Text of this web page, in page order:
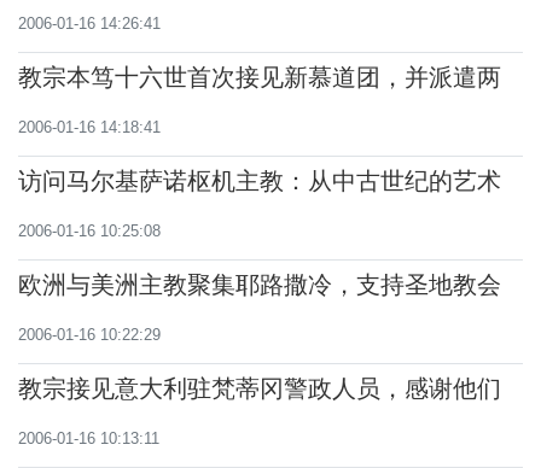
2006-01-16 14:26:41
教宗本笃十六世首次接见新慕道团，并派遣两
2006-01-16 14:18:41
访问马尔基萨诺枢机主教：从中古世纪的艺术
2006-01-16 10:25:08
欧洲与美洲主教聚集耶路撒冷，支持圣地教会
2006-01-16 10:22:29
教宗接见意大利驻梵蒂冈警政人员，感谢他们
2006-01-16 10:13:11